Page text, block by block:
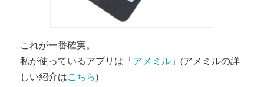
これが一番確実。
私が使っているアプリは「 アメミル」(アメミルの詳
しい紹介はこちら)